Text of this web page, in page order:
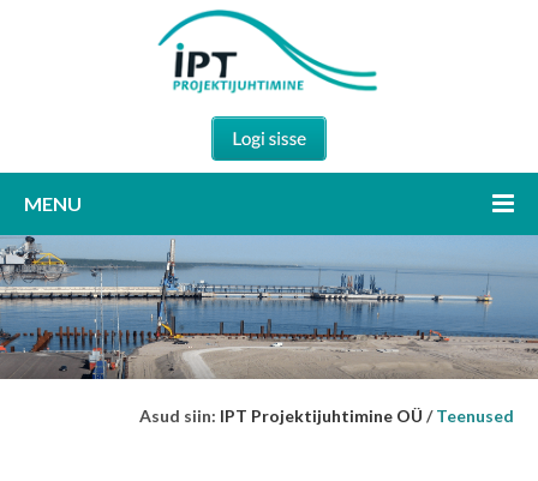
MENU
Asud siin: IPT Projektijuhtimine OÜ /Teenused